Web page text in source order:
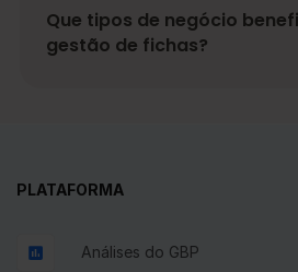
Que tipos de negócio
gestão de fichas?
PLATAFORMA
Análises do GBP